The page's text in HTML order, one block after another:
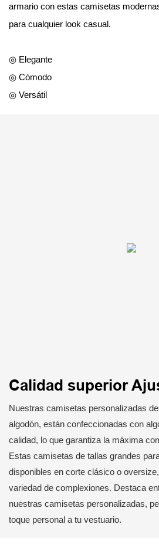
armario con estas camisetas
para cualquier look casual.
◎ Elegante
◎ Cómodo
◎ Versátil
Calidad superior
Nuestras camisetas personalizadas
algodón, están confeccionadas con
calidad, lo que garantiza la máxima
Estas camisetas de tallas grandes
disponibles en corte clásico o
variedad de complexiones. Destaca
nuestras camisetas personalizadas,
toque personal a tu vestuario.